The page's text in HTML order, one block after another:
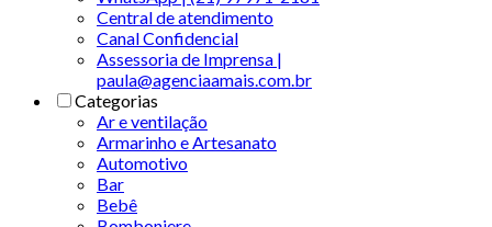
Central de atendimento
Canal Confidencial
Assessoria de Imprensa |
paula@agenciaamais.com.br
Categorias
Ar e ventilação
Armarinho e Artesanato
Automotivo
Bar
Bebê